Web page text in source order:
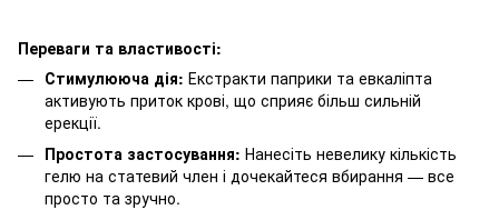
Переваги та властивості:
Стимулююча дія: Екстракти паприки та евкаліпта
активують приток крові, що сприяє більш сильній
ерекції.
Простота застосування: Нанесіть невелику кількість
гелю на статевий член і дочекайтеся вбирання — все
просто та зручно.